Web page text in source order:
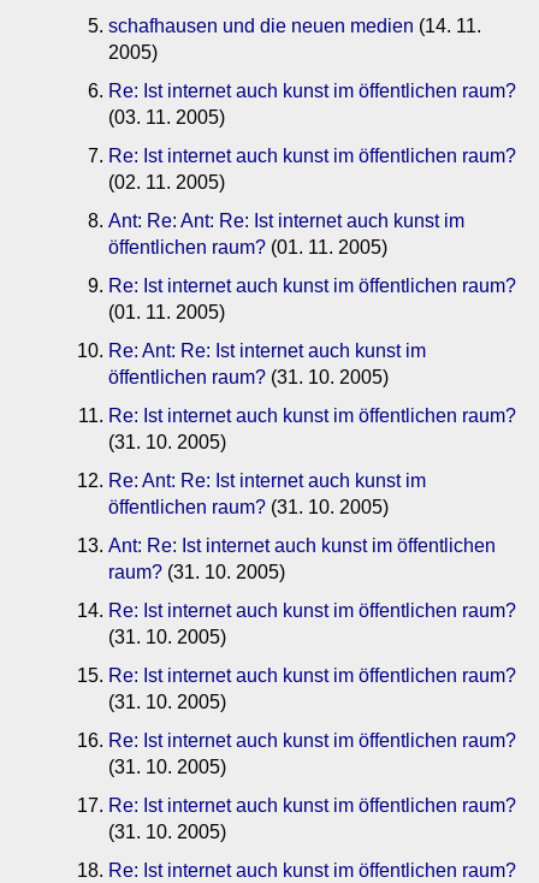
schafhausen und die neuen medien (14. 11.
2005)
Re: Ist internet auch kunst im öffentlichen raum?
(03. 11. 2005)
Re: Ist internet auch kunst im öffentlichen raum?
(02. 11. 2005)
Ant: Re: Ant: Re: Ist internet auch kunst im
öffentlichen raum? (01. 11. 2005)
Re: Ist internet auch kunst im öffentlichen raum?
(01. 11. 2005)
Re: Ant: Re: Ist internet auch kunst im
öffentlichen raum? (31. 10. 2005)
Re: Ist internet auch kunst im öffentlichen raum?
(31. 10. 2005)
Re: Ant: Re: Ist internet auch kunst im
öffentlichen raum? (31. 10. 2005)
Ant: Re: Ist internet auch kunst im öffentlichen
raum? (31. 10. 2005)
Re: Ist internet auch kunst im öffentlichen raum?
(31. 10. 2005)
Re: Ist internet auch kunst im öffentlichen raum?
(31. 10. 2005)
Re: Ist internet auch kunst im öffentlichen raum?
(31. 10. 2005)
Re: Ist internet auch kunst im öffentlichen raum?
(31. 10. 2005)
Re: Ist internet auch kunst im öffentlichen raum?